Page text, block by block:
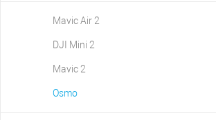
Mavic Air 2
DJI Mini 2
Mavic 2
Osmo